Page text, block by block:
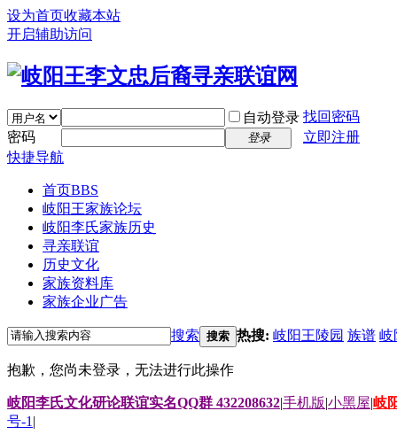
设为首页收藏本站
开启辅助访问
自动登录 找回密码
密码
登录
立即注册
快捷导航
首页BBS
岐阳王家族论坛
岐阳李氏家族历史
寻亲联谊
历史文化
家族资料库
家族企业广告
搜索 搜索 热搜: 岐阳王陵园 族谱 岐
抱歉，您尚未登录，无法进行此操作
岐阳李氏文化研论联谊实名QQ群 432208632|手机版|小黑屋|岐
号-1 |